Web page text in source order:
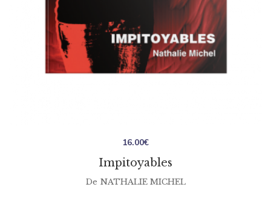
Impitoyables
16.00€
De NATHALIE MICHEL